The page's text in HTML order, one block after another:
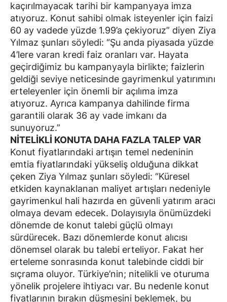
kaçırılmayacak tarihi bir kampanyaya imza
atıyoruz. Konut sahibi olmak isteyenler için faizi
60 ay vadede yüzde 1.99’a çekiyoruz” diyen Ziya
Yılmaz şunları söyledi: “Şu anda piyasada yüzde
4’lere varan kredi faiz oranları var. Hayata
geçirdiğimiz bu kampanyayla birlikte; faizlerin
geldiği seviye neticesinde gayrimenkul yatırımını
erteleyenler için önemli bir açılıma imza
atıyoruz. Ayrıca kampanya dahilinde firma
garantili olarak 36 ay vade imkanı da
sunuyoruz.”
NİTELİKLİ KONUTA DAHA FAZLA TALEP VAR
Konut fiyatlarındaki artışın temel nedeninin
emtia fiyatlarındaki yükseliş olduğuna dikkat
çeken Ziya Yılmaz şunları söyledi: “Küresel
etkiden kaynaklanan maliyet artışları nedeniyle
gayrimenkul hali hazırda en güvenli yatırım aracı
olmaya devam edecek. Dolayısıyla önümüzdeki
dönemde de konut talebi güçlü olmayı
sürdürecek. Bazı dönemlerde konut alıcısı
dönemsel olarak bu talebi erteliyor. Fakat her
erteleme sonrasında konut talebinde ciddi bir
sıçrama oluyor. Türkiye’nin; nitelikli ve oturuma
yönelik projelere ihtiyacı var. Bu nedenle konut
fiyatlarının bırakın düşmesini beklemek, bu